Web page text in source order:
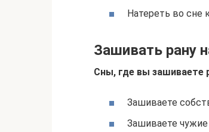
Натереть во сне
Зашивать рану
Сны, где вы зашиваете
Зашиваете
Зашиваете